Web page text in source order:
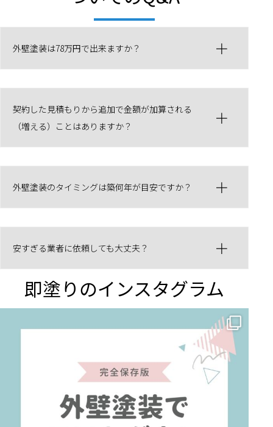
外壁塗装は78万円で出来ますか？
契約した見積もりから追加で金額が加算される
（増える）ことはありますか？
外壁塗装のタイミングは築何年が目安ですか？
安すぎる業者に依頼しても大丈夫？
即塗りのインスタグラム
✨ 賢いお金の使い方！外壁塗装でコストダウンする方法 🏠